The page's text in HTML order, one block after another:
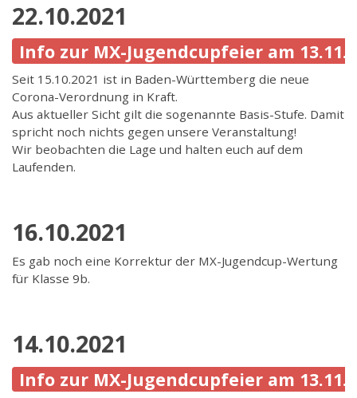
22.10.2021
Info zur MX-Jugendcupfeier am 13.11.
Seit 15.10.2021 ist in Baden-Württemberg die neue
Corona-Verordnung in Kraft.
Aus aktueller Sicht gilt die sogenannte Basis-Stufe. Damit
spricht noch nichts gegen unsere Veranstaltung!
Wir beobachten die Lage und halten euch auf dem
Laufenden.
16.10.2021
Es gab noch eine Korrektur der MX-Jugendcup-Wertung
für Klasse 9b.
14.10.2021
Info zur MX-Jugendcupfeier am 13.11.